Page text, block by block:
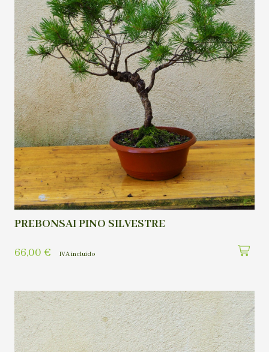
PREBONSAI PINO SILVESTRE
66,00 € IVA incluído